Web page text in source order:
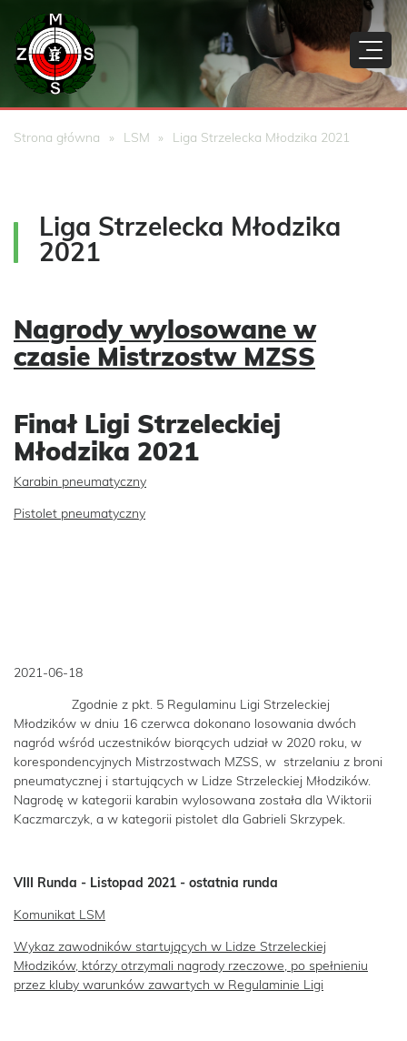
Strona główna LSM Liga Strzelecka Młodzika 2021
Liga Strzelecka Młodzika
2021
Nagrody wylosowane w
czasie Mistrzostw MZSS
Finał Ligi Strzeleckiej
Młodzika 2021
Karabin pneumatyczny
Pistolet pneumatyczny
2021-06-18
Zgodnie z pkt. 5 Regulaminu Ligi Strzeleckiej
Młodzików w dniu 16 czerwca dokonano losowania dwóch
nagród wśród uczestników biorących udział w 2020 roku, w
korespondencyjnych Mistrzostwach MZSS, w strzelaniu z broni
pneumatycznej i startujących w Lidze Strzeleckiej Młodzików.
Nagrodę w kategorii karabin wylosowana została dla Wiktorii
Kaczmarczyk, a w kategorii pistolet dla Gabrieli Skrzypek.
VIII Runda - Listopad 2021 - ostatnia runda
Komunikat LSM
Wykaz zawodników startujących w Lidze Strzeleckiej
Młodzików, którzy otrzymali nagrody rzeczowe, po spełnieniu
przez kluby warunków zawartych w Regulaminie Ligi